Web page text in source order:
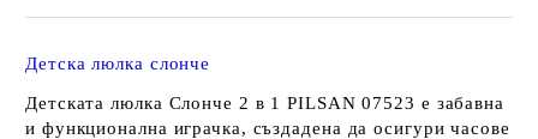
Детска люлка слонче
Детската люлка Слонче 2 в 1 PILSAN 07523 е забавна
и функционална играчка, създадена да осигури часове